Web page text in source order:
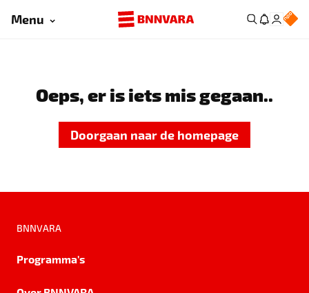
Menu
Oeps, er is iets mis gegaan..
Doorgaan naar de homepage
BNNVARA
Programma's